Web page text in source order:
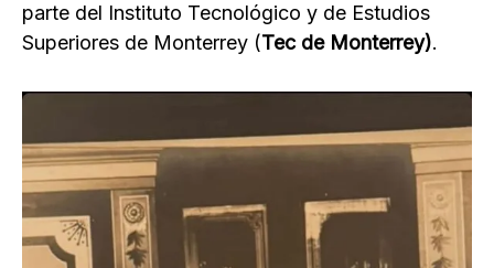
parte del Instituto Tecnológico y de Estudios
Superiores de Monterrey (Tec de Monterrey).